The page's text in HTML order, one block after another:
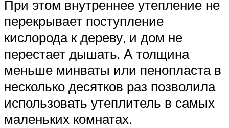
При этом внутреннее утепление не
перекрывает поступление
кислорода к дереву, и дом не
перестает дышать. А толщина
меньше минваты или пенопласта в
несколько десятков раз позволила
использовать утеплитель в самых
маленьких комнатах.